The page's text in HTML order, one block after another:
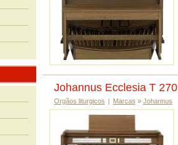
Johannus Ecclesia T 270
Orgãos liturgicos | Marcas » Johannus